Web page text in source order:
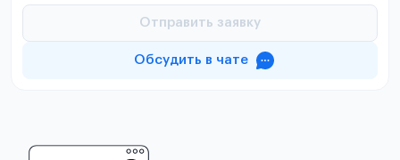
Отправить заявку
Обсудить в чате